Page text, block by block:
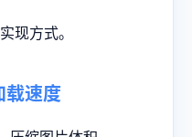
现方式。
载速度